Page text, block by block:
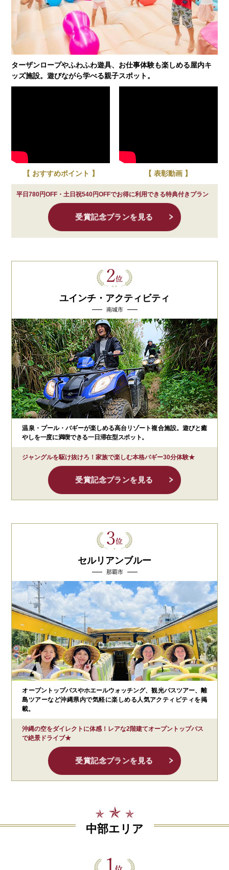
ターザンロープやふわふわ遊具、お仕事体験も楽しめる屋内キ
ッズ施設。遊びながら学べる親子スポット。
【 おすすめポイント 】 【 表彰動画 】
平日780円OFF・土日祝540円OFFでお得に利用できる特典付きプラン
受賞記念プランを見る
ユインチ・アクティビティ
南城市
温泉・プール・バギーが楽しめる高台リゾート複合施設。遊びと癒
やしを一度に満喫できる一日滞在型スポット。
ジャングルを駆け抜けろ！家族で楽しむ本格バギー30分体験★
受賞記念プランを見る
セルリアンブルー
那覇市
オープントップバスやホエールウォッチング、観光バスツアー、離
島ツアーなど沖縄県内で気軽に楽しめる人気アクティビティを掲
載。
沖縄の空をダイレクトに体感！レアな2階建てオープントップバス
で絶景ドライブ★
受賞記念プランを見る
中部エリア